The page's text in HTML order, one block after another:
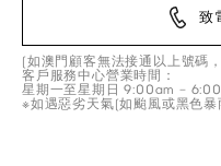
致
(如澳門顧客無法接通以上號碼
客戶服務中心營業時間：
星期一至星期日 9:00am –
※如遇惡劣天氣(如颱風或黑色暴